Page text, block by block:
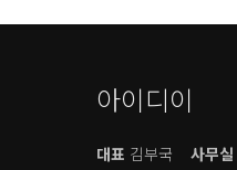
아이디이
대표 김부국 사무실